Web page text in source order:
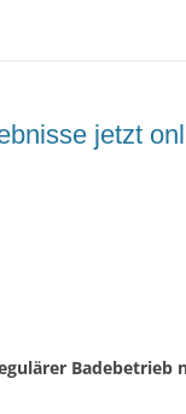
jetzt
Badebetrieb